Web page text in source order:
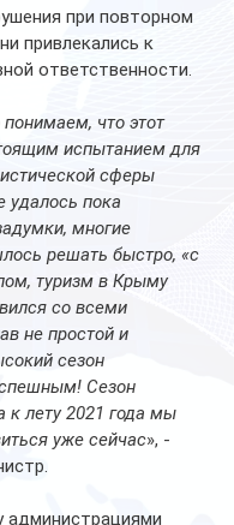
при повторном
привлекались к
ответственности.
что этот
испытанием для
сферы
удалось пока
многие
решать быстро, «с
туризм в Крыму
со всеми
не простой и
сезон
Сезон
к лету 2021 года мы
уже сейчас», -
администрациями